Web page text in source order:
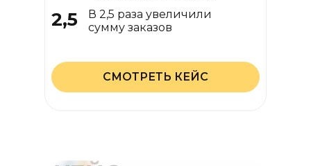
Сотрудничаем более 2-х
лет
СМОТРЕТЬ КЕЙС
В 2,5 раза увеличили
сумму заказов
2,5